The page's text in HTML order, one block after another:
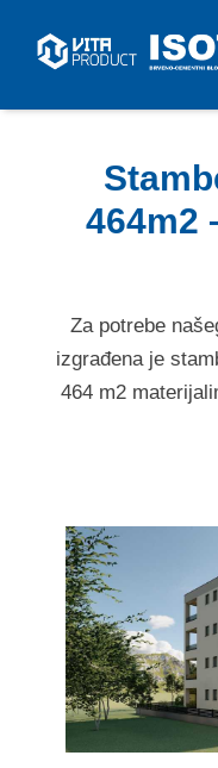
464m2
Za potrebe
izgrađena je
464 m2